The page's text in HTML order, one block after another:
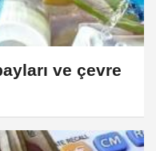
ve çevre